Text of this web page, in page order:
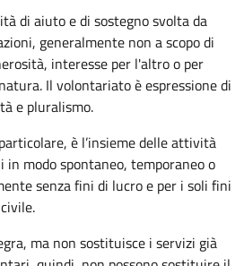
di aiuto e di sostegno svolta da
generalmente non a scopo di
interesse per l'altro o per
Il volontariato è espressione di
e pluralismo.
è l’insieme delle attività
modo spontaneo, temporaneo o
senza fini di lucro e per i soli fini
ma non sostituisce i servizi già